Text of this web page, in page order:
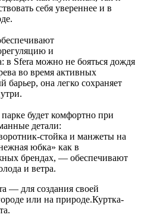
себя увереннее и в
и
в Sfera можно не бояться дождя
во время активных
она легко сохраняет
будет комфортно при
детали:
стойка и манжеты на
юбка» как в
брендах, — обеспечивают
и ветра.
— для создания своей
или на природе.Куртка-